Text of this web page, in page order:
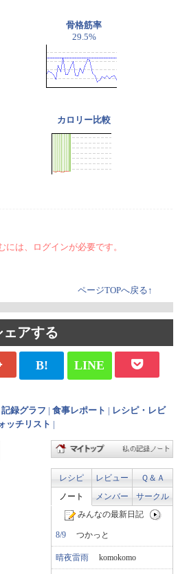
骨格筋率
29.5%
カロリー比較
には、ログインが必要です。
ページTOPへ戻る↑
ェアする
B! LINE
記録グラフ 食事レポート
レシピ・レビ
ッチリスト
レシピ レビュー
Ｑ＆Ａ
ノート
メンバー
サークル
みんなの最新日記
8/9 つかっと
晴夜雷雨 komokomo